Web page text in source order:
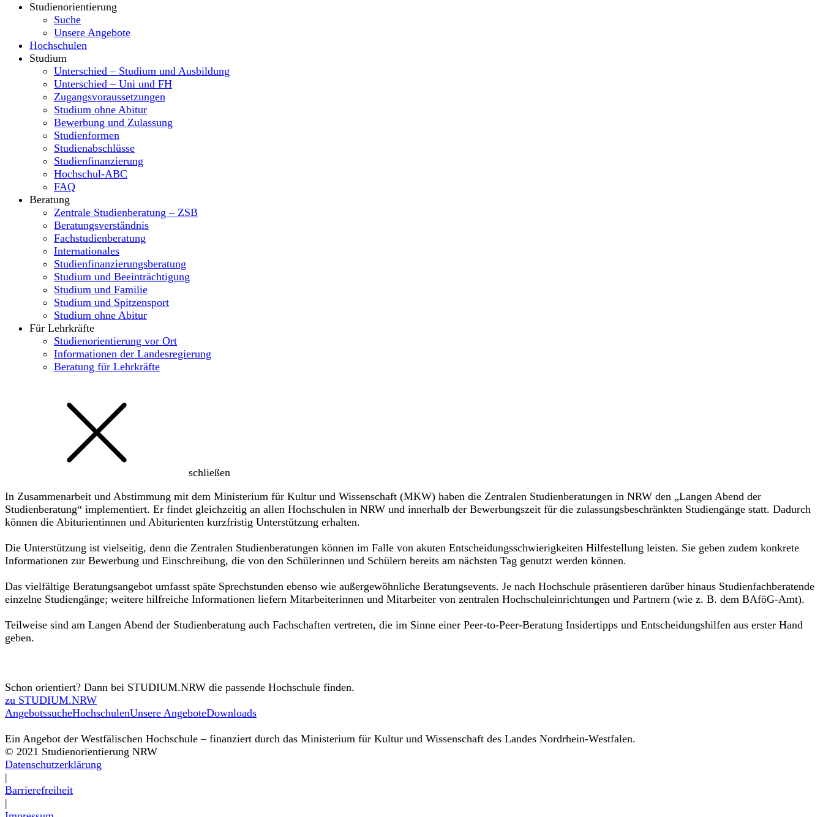
Studienorientierung
Suche
Unsere Angebote
Hochschulen
Studium
Unterschied – Studium und Ausbildung
Unterschied – Uni und FH
Zugangsvoraussetzungen
Studium ohne Abitur
Bewerbung und Zulassung
Studienformen
Studienabschlüsse
Studienfinanzierung
Hochschul-ABC
FAQ
Beratung
Zentrale Studienberatung – ZSB
Beratungsverständnis
Fachstudienberatung
Internationales
Studienfinanzierungsberatung
Studium und Beeinträchtigung
Studium und Familie
Studium und Spitzensport
Studium ohne Abitur
Für Lehrkräfte
Studienorientierung vor Ort
Informationen der Landesregierung
Beratung für Lehrkräfte
schließen
In Zusammenarbeit und Abstimmung mit dem Ministerium für Kultur und Wissenschaft (MKW) haben die Zentralen Studienberatungen in NRW den „Langen Abend der
Studienberatung“ implementiert. Er findet gleichzeitig an allen Hochschulen in NRW und innerhalb der Bewerbungszeit für die zulassungsbeschränkten Studiengänge statt. Dadurch
können die Abiturientinnen und Abiturienten kurzfristig Unterstützung erhalten.
Die Unterstützung ist vielseitig, denn die Zentralen Studienberatungen können im Falle von akuten Entscheidungsschwierigkeiten Hilfestellung leisten. Sie geben zudem konkrete
Informationen zur Bewerbung und Einschreibung, die von den Schülerinnen und Schülern bereits am nächsten Tag genutzt werden können.
Das vielfältige Beratungsangebot umfasst späte Sprechstunden ebenso wie außergewöhnliche Beratungsevents. Je nach Hochschule präsentieren darüber hinaus Studienfachberatende
einzelne Studiengänge; weitere hilfreiche Informationen liefern Mitarbeiterinnen und Mitarbeiter von zentralen Hochschuleinrichtungen und Partnern (wie z. B. dem BAföG-Amt).
Teilweise sind am Langen Abend der Studienberatung auch Fachschaften vertreten, die im Sinne einer Peer-to-Peer-Beratung Insidertipps und Entscheidungshilfen aus erster Hand
geben.
Schon orientiert? Dann bei STUDIUM.NRW die passende Hochschule finden.
zu STUDIUM.NRW
AngebotssucheHochschulenUnsere AngeboteDownloads
Ein Angebot der Westfälischen Hochschule – finanziert durch das Ministerium für Kultur und Wissenschaft des Landes Nordrhein-Westfalen.
© 2021 Studienorientierung NRW
Datenschutzerklärung
|
Barrierefreiheit
|